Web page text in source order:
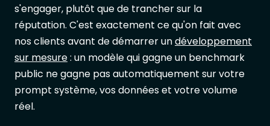
s'engager, plutôt que de trancher sur la
réputation. C'est exactement ce qu'on fait avec
nos clients avant de démarrer undéveloppement
sur mesure: un modèle qui gagne un benchmark
public ne gagne pas automatiquement sur votre
prompt système, vos données et votre volume
réel.